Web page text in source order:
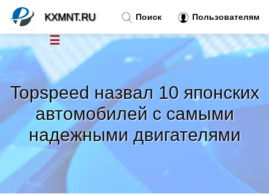
Topspeed назвал 10 японских
автомобилей с самыми
надежными двигателями
Поиск Пользователям
KXMNT.RU
☰
Новости
Тренды новостей»
Рубрики»
Правила »